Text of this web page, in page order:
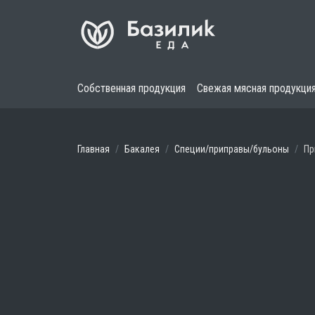
Собственная продукция Свежая мясная продукция
Главная Бакалея Специи/приправы/бульоны